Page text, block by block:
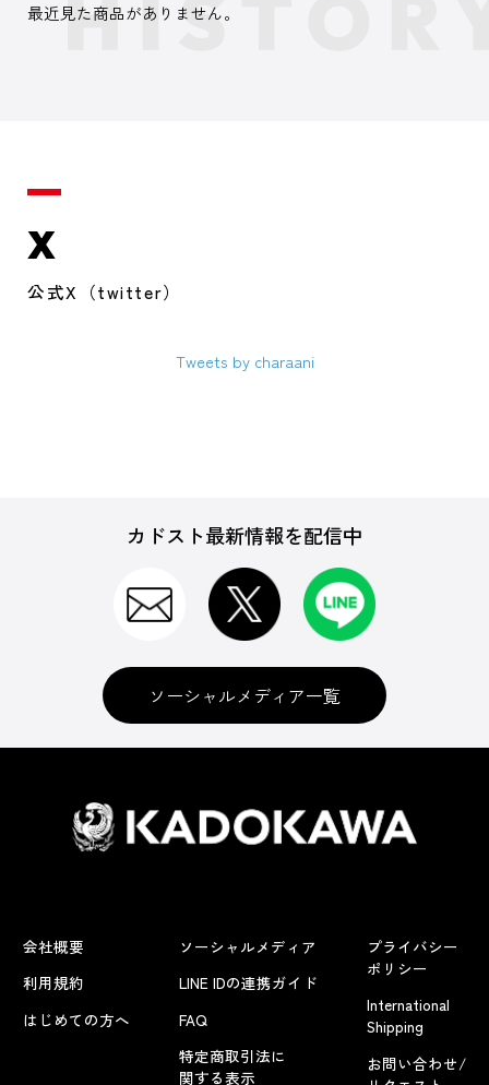
最近見た商品がありません。
X
公式X（twitter）
Tweets by charaani
カドスト最新情報を配信中
ソーシャルメディア一覧
会社概要
利用規約
はじめての方へ
ソーシャルメディア
LINE IDの連携ガイド
FAQ
特定商取引法に
関する表示
プライバシー
ポリシー
International
Shipping
お問い合わせ/